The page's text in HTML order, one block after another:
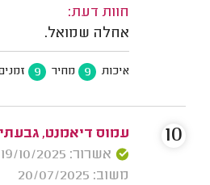
חוות דעת:
אחלה שמואל.
איכות 9 מחיר 9
עמוס דיאמנט,
אשרור: 19/10/2025
משוב: 20/07/2025
10